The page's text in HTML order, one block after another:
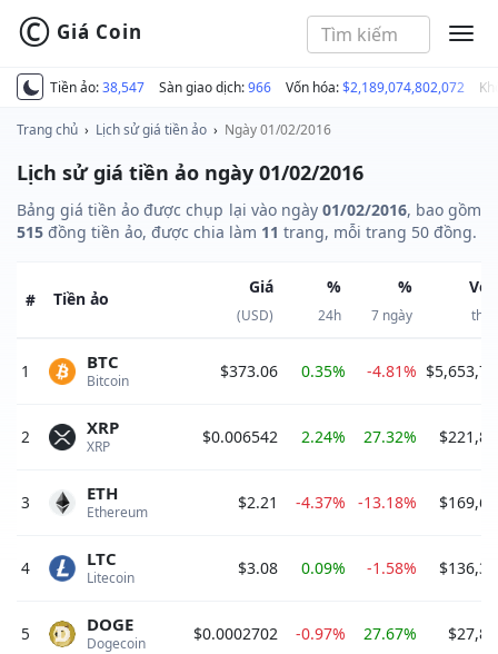
Tiền ảo:38,547 Sàn giao dịch:966 Vốn hóa:$2,189,074,802,072
© Giá Coin
Trang chủ › Lịch sử giá tiền ảo › Ngày 01/02/2016
Lịch sử giá tiền ảo ngày 01/02/2016
Bảng giá tiền ảo được chụp lại vào ngày 01/02/2016, bao gồm
515 đồng tiền ảo, được chia làm 11 trang, mỗi trang 50 đồng.
# Tiền ảo
Giá
(USD)
%
24h
%
7 ngày thị
1 Bitcoin
BTC $373.06 0.35% -4.81%
2 XRP
XRP $0.006542 2.24% 27.32%
3 Ethereum
ETH $2.21 -4.37% -13.18%
4 Litecoin
LTC $3.08 0.09% -1.58%
5 Dogecoin
DOGE $0.0002702 -0.97% 27.67%